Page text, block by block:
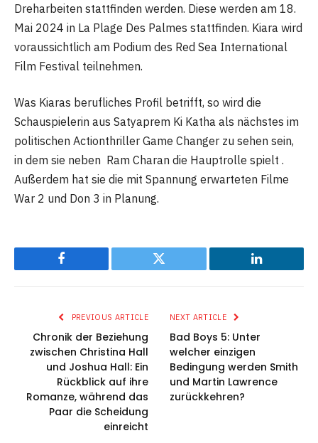
Dreharbeiten stattfinden werden. Diese werden am 18.
Mai 2024 in La Plage Des Palmes stattfinden. Kiara wird
voraussichtlich am Podium des Red Sea International
Film Festival teilnehmen.
Was Kiaras berufliches Profil betrifft, so wird die
Schauspielerin aus Satyaprem Ki Katha als nächstes im
politischen Actionthriller Game Changer zu sehen sein,
in dem sie neben Ram Charan die Hauptrolle spielt .
Außerdem hat sie die mit Spannung erwarteten Filme
War 2 und Don 3 in Planung.
Facebook Twitter LinkedIn
PREVIOUS ARTICLE
Chronik der Beziehung
zwischen Christina Hall
und Joshua Hall: Ein
Rückblick auf ihre
Romanze, während das
Paar die Scheidung
einreicht
NEXT ARTICLE
Bad Boys 5: Unter
welcher einzigen
Bedingung werden Smith
und Martin Lawrence
zurückkehren?